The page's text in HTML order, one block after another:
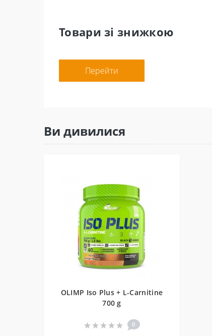
Товари зі знижкою
Перейти
Ви дивилися
OLIMP Iso Plus + L-Carnitine
700 g
0